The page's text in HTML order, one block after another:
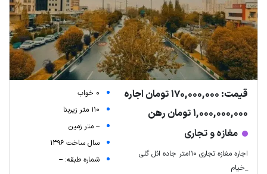
قیمت: 170,000,000 تومان اجاره
1,000,000,000 تومان رهن
مغازه و تجاری
اجاره مغازه تجاری 110متر جاده ائل گلی
_خیام
0 خواب
110 متر زیربنا
-- متر زمین
سال ساخت 1396
شماره طبقه: --